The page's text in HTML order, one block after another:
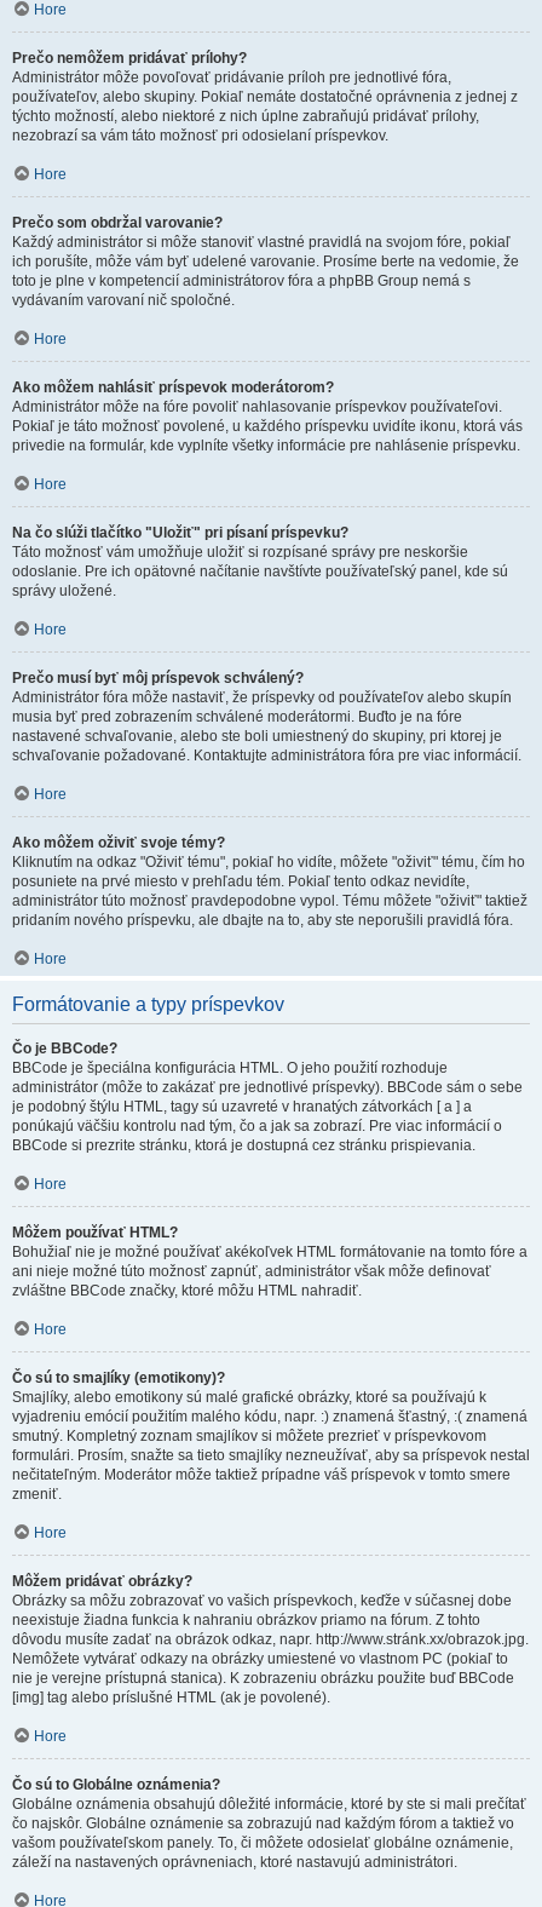
Hore
Prečo nemôžem pridávať prílohy?
Administrátor môže povoľovať pridávanie príloh pre jednotlivé fóra,
používateľov, alebo skupiny. Pokiaľ nemáte dostatočné oprávnenia z jednej z
týchto možností, alebo niektoré z nich úplne zabraňujú pridávať prílohy,
nezobrazí sa vám táto možnosť pri odosielaní príspevkov.
Hore
Prečo som obdržal varovanie?
Každý administrátor si môže stanoviť vlastné pravidlá na svojom fóre, pokiaľ
ich porušíte, môže vám byť udelené varovanie. Prosíme berte na vedomie, že
toto je plne v kompetencií administrátorov fóra a phpBB Group nemá s
vydávaním varovaní nič spoločné.
Hore
Ako môžem nahlásiť príspevok moderátorom?
Administrátor môže na fóre povoliť nahlasovanie príspevkov používateľovi.
Pokiaľ je táto možnosť povolené, u každého príspevku uvidíte ikonu, ktorá vás
privedie na formulár, kde vyplníte všetky informácie pre nahlásenie príspevku.
Hore
Na čo slúži tlačítko "Uložiť" pri písaní príspevku?
Táto možnosť vám umožňuje uložiť si rozpísané správy pre neskoršie
odoslanie. Pre ich opätovné načítanie navštívte používateľský panel, kde sú
správy uložené.
Hore
Prečo musí byť môj príspevok schválený?
Administrátor fóra môže nastaviť, že príspevky od používateľov alebo skupín
musia byť pred zobrazením schválené moderátormi. Buďto je na fóre
nastavené schvaľovanie, alebo ste boli umiestnený do skupiny, pri ktorej je
schvaľovanie požadované. Kontaktujte administrátora fóra pre viac informácií.
Hore
Ako môžem oživiť svoje témy?
Kliknutím na odkaz "Oživiť tému", pokiaľ ho vidíte, môžete "oživiť" tému, čím ho
posuniete na prvé miesto v prehľadu tém. Pokiaľ tento odkaz nevidíte,
administrátor túto možnosť pravdepodobne vypol. Tému môžete "oživiť" taktiež
pridaním nového príspevku, ale dbajte na to, aby ste neporušili pravidlá fóra.
Hore
Formátovanie a typy príspevkov
Čo je BBCode?
BBCode je špeciálna konfigurácia HTML. O jeho použití rozhoduje
administrátor (môže to zakázať pre jednotlivé príspevky). BBCode sám o sebe
je podobný štýlu HTML, tagy sú uzavreté v hranatých zátvorkách [ a ] a
ponúkajú väčšiu kontrolu nad tým, čo a jak sa zobrazí. Pre viac informácií o
BBCode si prezrite stránku, ktorá je dostupná cez stránku prispievania.
Hore
Môžem používať HTML?
Bohužiaľ nie je možné používať akékoľvek HTML formátovanie na tomto fóre a
ani nieje možné túto možnosť zapnúť, administrátor však môže definovať
zvláštne BBCode značky, ktoré môžu HTML nahradiť.
Hore
Čo sú to smajlíky (emotikony)?
Smajlíky, alebo emotikony sú malé grafické obrázky, ktoré sa používajú k
vyjadreniu emócií použitím malého kódu, napr. :) znamená šťastný, :( znamená
smutný. Kompletný zoznam smajlíkov si môžete prezrieť v príspevkovom
formulári. Prosím, snažte sa tieto smajlíky nezneužívať, aby sa príspevok nestal
nečitateľným. Moderátor môže taktiež prípadne váš príspevok v tomto smere
zmeniť.
Hore
Môžem pridávať obrázky?
Obrázky sa môžu zobrazovať vo vašich príspevkoch, keďže v súčasnej dobe
neexistuje žiadna funkcia k nahraniu obrázkov priamo na fórum. Z tohto
dôvodu musíte zadať na obrázok odkaz, napr. http://www.stránk.xx/obrazok.jpg.
Nemôžete vytvárať odkazy na obrázky umiestené vo vlastnom PC (pokiaľ to
nie je verejne prístupná stanica). K zobrazeniu obrázku použite buď BBCode
[img] tag alebo príslušné HTML (ak je povolené).
Hore
Čo sú to Globálne oznámenia?
Globálne oznámenia obsahujú dôležité informácie, ktoré by ste si mali prečítať
čo najskôr. Globálne oznámenie sa zobrazujú nad každým fórom a taktiež vo
vašom používateľskom panely. To, či môžete odosielať globálne oznámenie,
záleží na nastavených oprávneniach, ktoré nastavujú administrátori.
Hore